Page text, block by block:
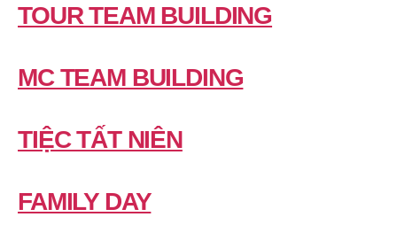
TOUR TEAM BUILDING
MC TEAM BUILDING
TIỆC TẤT NIÊN
FAMILY DAY